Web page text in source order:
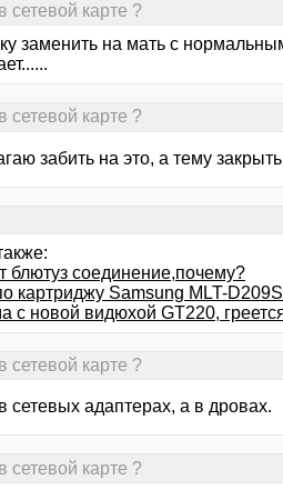
сетевой карте ?
заменить на мать с
сетевой карте ?
забить на это, а тему
блютуз соединение,почему?
картриджу Samsung MLT-D209S
с новой видюхой GT220,
сетевой карте ?
сетевых адаптерах, а в дровах.
сетевой карте ?